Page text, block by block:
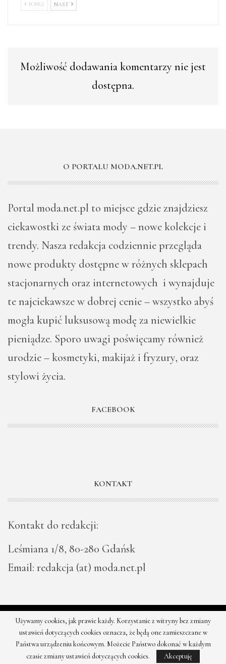
POPRZ NAST
Możliwość dodawania komentarzy nie jest
dostępna.
O PORTALU MODA.NET.PL
Portal moda.net.pl to miejsce gdzie znajdziesz
ciekawostki ze świata mody – nowe kolekcje i
trendy. Nasza redakcja codziennie przegląda
nowe produkty dostępne w różnych sklepach
stacjonarnych oraz internetowych i wynajduje
te najciekawsze w dobrej cenie – wszystko abyś
mogła kupić luksusową modę za niewielkie
pieniądze. Sporo uwagi poświęcamy również
urodzie – kosmetyki, makijaż i fryzury, oraz
stylowi życia.
FACEBOOK
KONTAKT
Kontakt do redakcji:
Leśmiana 1/8, 80-280 Gdańsk
Email: redakcja (at) moda.net.pl
© 2026 - Moda - najnowsze kolekcje, najtańsze sklepy. Wszystkie
prawa zastrzeżone.
Używamy cookies, jak prawie każdy. Korzystanie z witryny bez zmiany
ustawień dotyczących cookies oznacza, że będą one zamieszczane w
Państwa urządzeniu końcowym. Możecie Państwo dokonać w każdym
czasie zmiany ustawień dotyczących cookies.
Akceptuję